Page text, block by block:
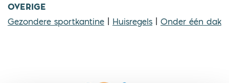
OVERIGE
Gezondere sportkantine Huisregels Onder één dak